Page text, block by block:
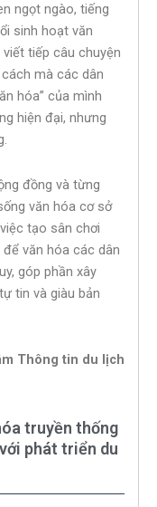
ngọt ngào, tiếng
sinh hoạt văn
tiếp câu chuyện
mà các dân
hóa” của mình
hiện đại, nhưng
đồng và từng
văn hóa cơ sở
tạo sân chơi
văn hóa các dân
góp phần xây
tin và giàu bản
Thông tin du lịch
truyền thống
phát triển du